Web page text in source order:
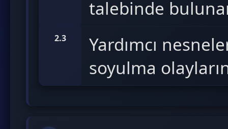
talebinde
2.3
Yardımcı
soyulma